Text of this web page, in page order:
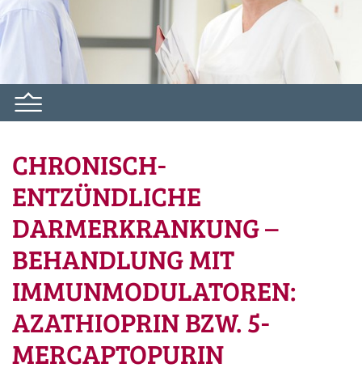
CHRONISCH-
ENTZÜNDLICHE
DARMERKRANKUNG –
BEHANDLUNG MIT
IMMUNMODULATOREN:
AZATHIOPRIN BZW. 5-
MERCAPTOPURIN